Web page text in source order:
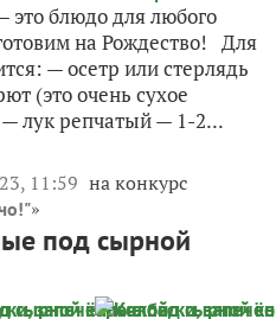
блюдо для любого
на Рождество! Для
— осетр или стерлядь
(это очень сухое
лук репчатый — 1-2...
11:59 на конкурс
»
под сырной